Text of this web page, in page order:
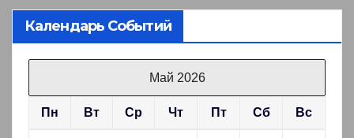
Календарь Событий
Май 2026
Пн Вт Ср Чт Пт Сб Вс